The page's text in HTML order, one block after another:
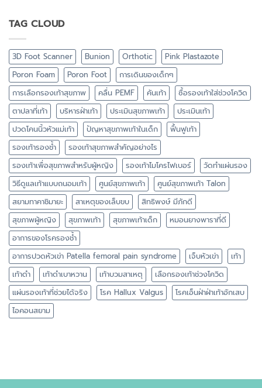
TAG CLOUD
3D Foot Scanner Bunion Orthotic
Pink Plastazote
Poron Foam
Poron Foot
การเดินของเด็กๆ
การเลือกรองเท้าสุขภาพ
คลื่น PEMF คันเท้า
ซื้อรองเท้าใส่ช่วงโควิด
ตาปลาที่เท้า
บริหารฝ่าเท้า ประเมินสุขภาพเท้า
ประเมินเท้า
ปวดโคนนิ้วหัวแม่เท้า
ปัญหาสุขภาพเท้าในเด็ก
ฟื้นฟูเท้า
รองเท้ารองช้ำ
รองเท้าสุขภาพสำคัญอย่างไร
รองเท้าเพื่อสุขภาพสำหรับผู้หญิง
รองเท้าไมโครไฟเบอร์
วัดทำแผ่นรอง
วิธีดูแลเท้าแบบถนอมเท้า
ศูนย์สุขภาพเท้า
ศูนย์สุขภาพเท้า Talon
สยามทาคาชิมายะ
สาเหตุของเล็บขบ
สิทธิพงษ์ มีภักดี
สุขภาพผู้หญิง
สุขภาพเท้า สุขภาพเท้าเด็ก
หมอนยางพาราที่ดี
อาการของโรครองช้ำ
อาการปวดหัวเข่า Patella femoral pain syndrome
เจ็บหัวเข่า
เท้า
เท้าดำ
เท้าดำเบาหวาน เท้าบวมสาเหตุ
เลือกรองเท้าช่วงโควิด
แผ่นรองเท้าที่ช่วยได้จริง
โรค Hallux Valgus
โรคเอ็นฝ่าฝ่าเท้าอักเสบ
ไอคอนสยาม